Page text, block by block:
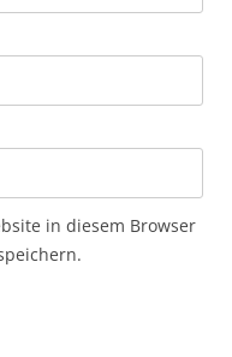
in diesem Browser